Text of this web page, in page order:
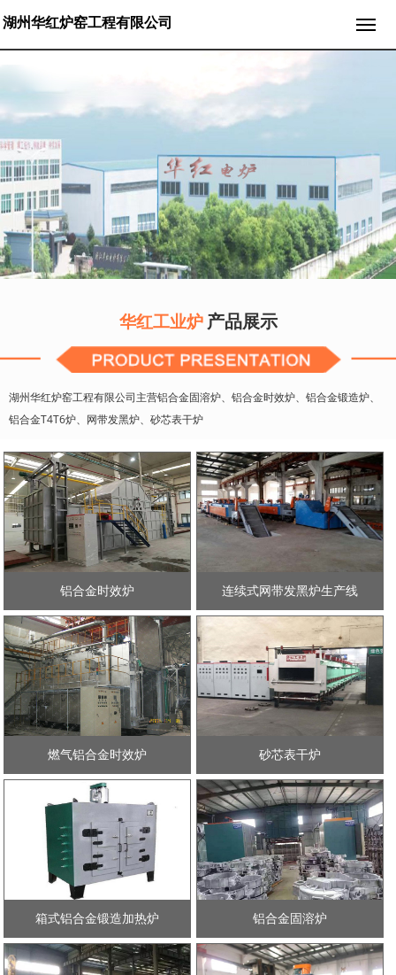
湖州华红炉窑工程有限公司
华红工业炉 产品展示
湖州华红炉窑工程有限公司主营铝合金固溶炉、铝合金时效炉、铝合金锻造炉、
铝合金T4T6炉、网带发黑炉、砂芯表干炉
铝合金时效炉 连续式网带发黑炉生产线
燃气铝合金时效炉 砂芯表干炉
箱式铝合金锻造加热炉 铝合金固溶炉